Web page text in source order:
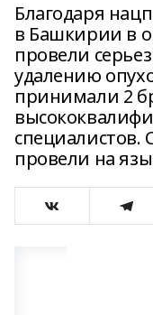
Благодаря
в Башкирии в
провели
удалению
принимали 2
провели на